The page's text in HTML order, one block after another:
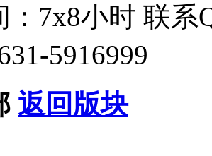
：7x8小时 联系
5916999
返回版块